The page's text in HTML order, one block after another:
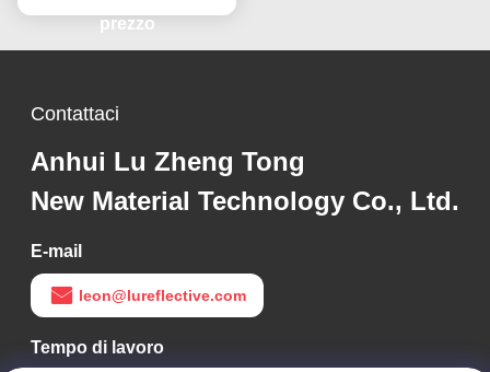
prezzo
Contattaci
Anhui Lu Zheng Tong
New Material Technology Co., Ltd.
E-mail
leon@lureflective.com
Tempo di lavoro